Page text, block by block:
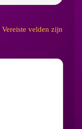
Vereiste velden zijn